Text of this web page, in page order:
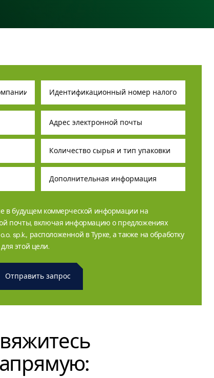
в будущем коммерческой информации на
почты, включая информацию о предложениях
sp.k., расположенной в Турке, а также на обработку
этой цели.